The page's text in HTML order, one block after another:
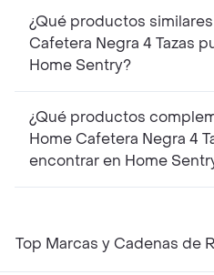
¿Qué productos
Cafetera Negra 4 Tazas
Home Sentry?
¿Qué productos
Home Cafetera Negra 4
encontrar en Home
Top Marcas y Cadenas de